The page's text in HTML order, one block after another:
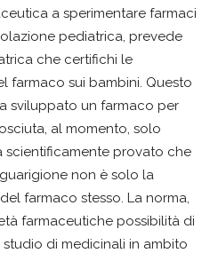
a sperimentare farmaci
pediatrica, prevede
che certifichi le
farmaco sui bambini. Questo
sviluppato un farmaco per
al momento, solo
scientificamente provato che
non è solo la
farmaco stesso. La norma,
farmaceutiche possibilità di
di medicinali in ambito